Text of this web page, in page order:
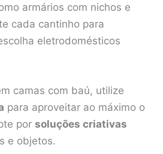
armários com nichos e
cada cantinho para
eletrodomésticos
camas com baú, utilize
para aproveitar ao máximo o
por soluções criativas
e objetos.